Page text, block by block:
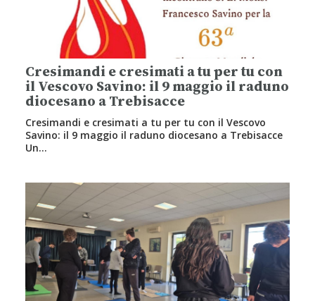
Cresimandi e cresimati a tu per tu con
il Vescovo Savino: il 9 maggio il raduno
diocesano a Trebisacce
Cresimandi e cresimati a tu per tu con il Vescovo
Savino: il 9 maggio il raduno diocesano a Trebisacce
Un…